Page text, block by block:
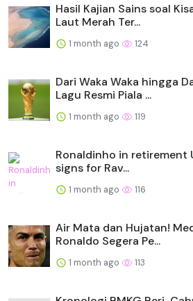
Hasil Kajian Sains soal
Laut Merah Ter...
1 month ago 124
Dari Waka Waka hingga
Lagu Resmi Piala ...
1 month ago 119
Ronaldinho in retirement
signs for Rav...
1 month ago 116
Air Mata dan Hujatan!
Ronaldo Segera Pe...
1 month ago 113